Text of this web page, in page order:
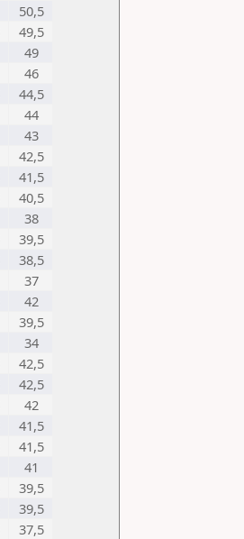
50,5
49,5
49
46
44,5
44
43
42,5
41,5
40,5
38
39,5
38,5
37
42
39,5
34
42,5
42,5
42
41,5
41,5
41
39,5
39,5
37,5